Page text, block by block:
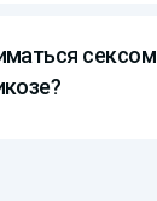
сексом